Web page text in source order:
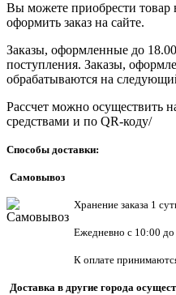
Вы можете приобрести товар
оформить заказ на сайте.
Заказы, оформленные до
поступления. Заказы,
обрабатываются на
Рассчет можно осуществить
средствами и по QR-коду/
Способы доставки:
Самовывоз
Хранение заказа 1
Ежедневно с 10:00
К оплате
Доставка в другие города